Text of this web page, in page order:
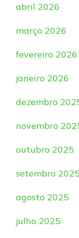
abril 2026
março 2026
fevereiro 2026
janeiro 2026
dezembro
novembro
outubro 2025
setembro 2025
agosto 2025
julho 2025